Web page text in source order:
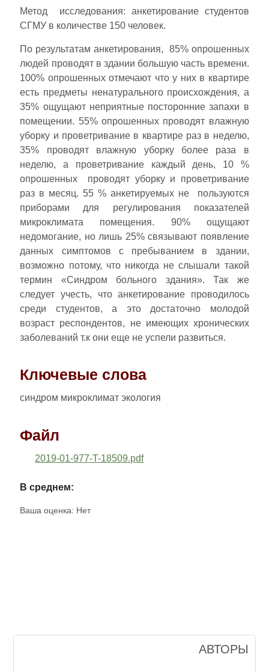
Метод исследования: анкетирование студентов
СГМУ в количестве 150 человек.
По результатам анкетирования, 85% опрошенных
людей проводят в здании большую часть времени.
100% опрошенных отмечают что у них в квартире
есть предметы ненатурального происхождения, а
35% ощущают неприятные посторонние запахи в
помещении. 55% опрошенных проводят влажную
уборку и проветривание в квартире раз в неделю,
35% проводят влажную уборку более раза в
неделю, а проветривание каждый день, 10 %
опрошенных проводят уборку и проветривание
раз в месяц. 55 % анкетируемых не пользуются
приборами для регулирования показателей
микроклимата помещения. 90% ощущают
недомогание, но лишь 25% связывают появление
данных симптомов с пребыванием в здании,
возможно потому, что никогда не слышали такой
термин «Синдром больного здания». Так же
следует учесть, что анкетирование проводилось
среди студентов, а это достаточно молодой
возраст респондентов, не имеющих хронических
заболеваний т.к они еще не успели развиться.
Ключевые слова
синдром микроклимат экология
Файл
2019-01-977-T-18509.pdf
В среднем:
Ваша оценка: Нет
АВТОРЫ